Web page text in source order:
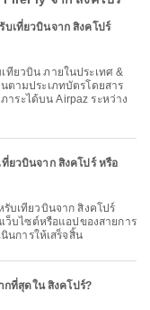
เที่ยวบินจาก สิงคโปร์
ตามประเภทบัตรโดยสาร
ระได้บน Airpaz ระหว่าง
ยวบินจาก สิงคโปร์ หรือ
บไซต์หรือแอปของสายการ
นการให้เสร็จสิ้น
ที่สุดใน สิงคโปร์?